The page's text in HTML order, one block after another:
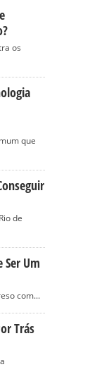
os
que
de
Ser Um
com...
Trás